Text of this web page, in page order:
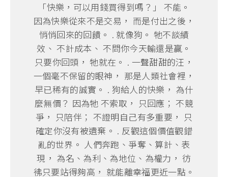
「快樂，可以用錢買得到嗎？」 不能。
因為快樂從來不是交易， 而是付出之後，
悄悄回來的回饋。 . 就像狗。 牠不談績
效、 不計成本、 不問你今天輸還是贏。
只要你回頭， 牠就在。 . 一聲甜甜的汪，
一個毫不保留的眼神， 那是人類社會裡，
早已稀有的誠實。 . 狗給人的快樂， 為什
麼無價？ 因為牠 不索取， 只回應； 不競
爭， 只陪伴； 不證明自己有多重要， 只
確定你沒有被遺棄。 . 反觀這個價值觀錯
亂的世界。 人們奔跑、爭奪、算計、表
現， 為名、為利、為地位、為權力， 彷
彿只要站得夠高， 就能離幸福更近一點。